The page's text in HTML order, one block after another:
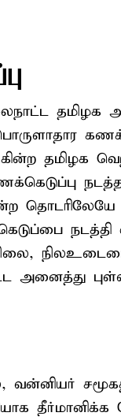
தமிழக
பொருளாதார
தமிழக
அனைத்து
வன்னியர்